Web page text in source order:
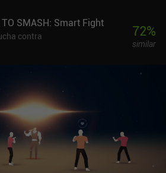
TO SMASH: Smart Fight
contra
72%
similar